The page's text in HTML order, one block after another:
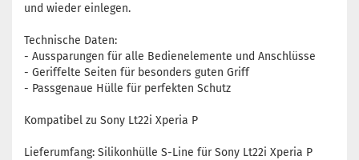
und wieder einlegen.
Technische Daten:
- Aussparungen für alle Bedienelemente und Anschlüsse
- Geriffelte Seiten für besonders guten Griff
- Passgenaue Hülle für perfekten Schutz
Kompatibel zu Sony Lt22i Xperia P
Lieferumfang: Silikonhülle S-Line für Sony Lt22i Xperia P